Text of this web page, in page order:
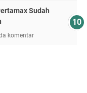
Sudah
komentar